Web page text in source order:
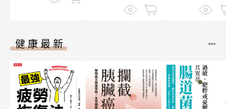
健康最新